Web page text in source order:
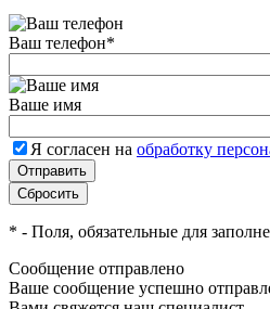
Ваш телефон*
Ваше имя
Я согласен на обработку
* - Поля, обязательные для
Сообщение отправлено
Ваше сообщение успешно